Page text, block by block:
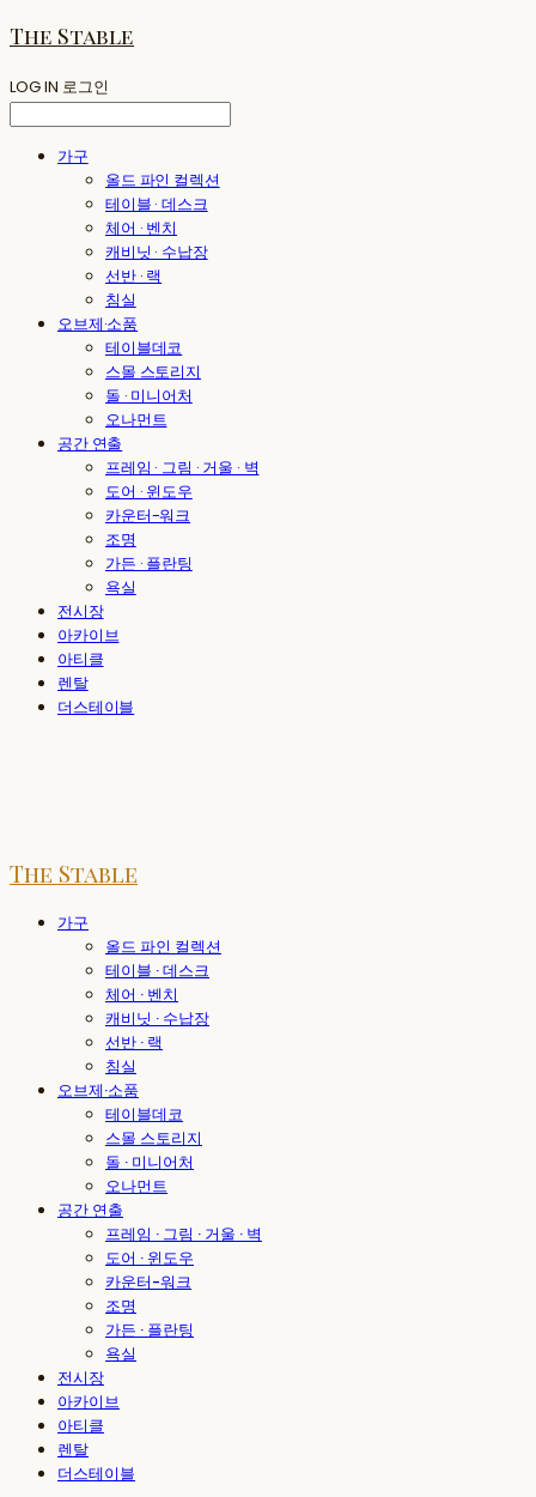
The Stable
LOG IN 로그인
가구
올드 파인 컬렉션
테이블 · 데스크
체어 · 벤치
캐비닛 · 수납장
선반 · 랙
침실
오브제·소품
테이블데코
스몰 스토리지
돌 · 미니어처
오나먼트
공간 연출
프레임 · 그림 · 거울 · 벽
도어 · 윈도우
카운터-워크
조명
가든 · 플란팅
욕실
전시장
아카이브
아티클
렌탈
더스테이블
The Stable
가구
올드 파인 컬렉션
테이블 · 데스크
체어 · 벤치
캐비닛 · 수납장
선반 · 랙
침실
오브제·소품
테이블데코
스몰 스토리지
돌 · 미니어처
오나먼트
공간 연출
프레임 · 그림 · 거울 · 벽
도어 · 윈도우
카운터-워크
조명
가든 · 플란팅
욕실
전시장
아카이브
아티클
렌탈
더스테이블